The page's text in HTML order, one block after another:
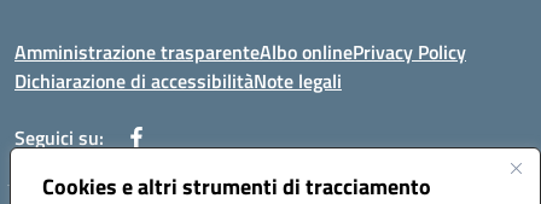
Cookies e altri strumenti di tracciamento
Amministrazione trasparenteAlbo onlinePrivacy Policy
Dichiarazione di accessibilitàNote legali
Seguici su: